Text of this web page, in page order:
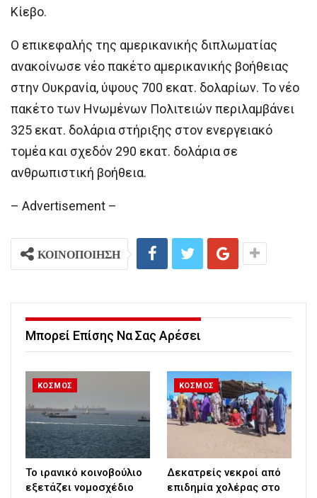
Κίεβο.
Ο επικεφαλής της αμερικανικής διπλωματίας
ανακοίνωσε νέο πακέτο αμερικανικής βοήθειας
στην Ουκρανία, ύψους 700 εκατ. δολαρίων. Το νέο
πακέτο των Ηνωμένων Πολιτειών περιλαμβάνει
325 εκατ. δολάρια στήριξης στον ενεργειακό
τομέα και σχεδόν 290 εκατ. δολάρια σε
ανθρωπιστική βοήθεια.
– Advertisement –
ΚΟΙΝΟΠΟΙΗΣΗ
Μπορεί Επίσης Να Σας Αρέσει
ΚΟΣΜΟΣ
Το ιρανικό κοινοβούλιο
εξετάζει νομοσχέδιο
ΚΟΣΜΟΣ
Δεκατρείς νεκροί από
επιδημία χολέρας στο